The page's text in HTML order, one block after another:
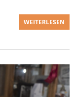
WEITERLESEN